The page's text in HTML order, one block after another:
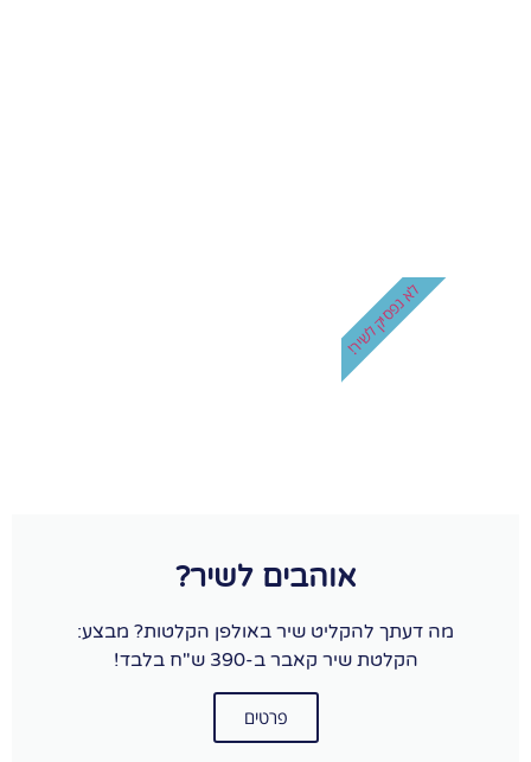
אוהבים לשיר?
מה דעתך להקליט שיר באולפן הקלטות? מבצע:
הקלטת שיר קאבר ב-390 ש"ח בלבד!
פרטים
לא נפסיק לשיר!